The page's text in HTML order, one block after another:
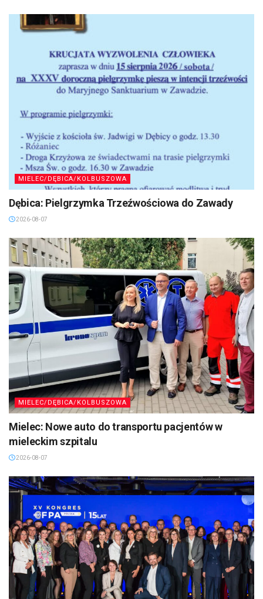
MIELEC/DĘBICA/KOLBUSZOWA
Dębica: Pielgrzymka Trzeźwościowa do Zawady
2026-08-07
MIELEC/DĘBICA/KOLBUSZOWA
Mielec: Nowe auto do transportu pacjentów w
mieleckim szpitalu
2026-08-07